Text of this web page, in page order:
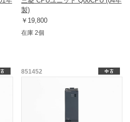
製)
￥19,800
在庫 2個
851452